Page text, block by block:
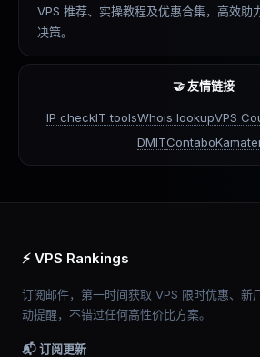
VPS 推荐、实操教程及优惠合集，高效助
决策。
🤝 友情链接
IP checkIT toolsWhois lookupVPS
DMITContabo
⚡ VPS Rankings
订阅邮件，第一时间获取 VPS 限时优惠、新
动提醒，不错过任何高性价比方案。
📬 订阅更新